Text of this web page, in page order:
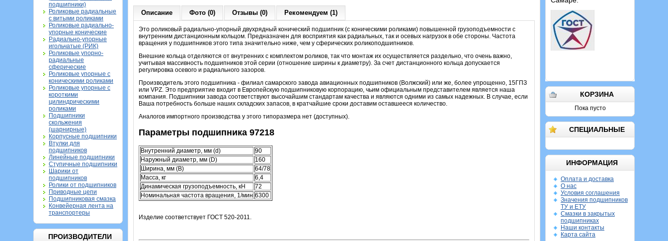
подшипники)
Роликовые радиальные
с витыми роликами
Роликовые радиально-
упорные конические
Радиально-упорные
игольчатые (РИК)
Роликовые упорно-
радиальные
сферические
Роликовые упорные с
коническими роликами
Роликовые упорные с
короткими
цилиндрическими
роликами
Подшипники
скольжения
(шарнирные)
Корпусные подшипники
Втулки для
подшипников
Линейные подшипники
Ступичные подшипники
Шарики от
подшипников
Ролики от подшипников
Приводные цепи
Подшипниковая смазка
Конвейерная лента на
транспортеры
ПРОИЗВОДИТЕЛИ
КОРЗИНА
Пока пусто
СПЕЦИАЛЬНЫЕ
ИНФОРМАЦИЯ
Оплата и доставка
О нас
Условия соглашения
Значения подшипников
ТУ и ЕТУ
Смазки в закрытых
подшипниках
Наши контакты
Карта сайта
Описание Фото (0) Отзывы (0) Рекомендуем (1)
Это роликовый радиально-упорный двухрядный конический подшипник (с коническими роликами) повышенной грузоподъемности с
внутренним дистанционным кольцом. Предназначен для восприятия как радиальных, так и осевых нагрузок в обе стороны. Частота
вращения у подшипников этого типа значительно ниже, чем у сферических роликоподшипников.
Внешние кольца отделяются от внутренних с комплектом роликов, так что монтаж их осуществляется раздельно, что очень важно,
учитывая массивность подшипников этой серии (отношение ширины к диаметру). За счет дистанционного кольца допускается
регулировка осевого и радиального зазоров.
Производитель этого подшипника - филиал самарского завода авиационных подшипников (Волжский) или же, более упрощенно, 15ГПЗ
или VPZ. Это предприятие входит в Европейскую подшипниковую корпорацию, чьим официальным представителем является наша
компания. Подшипники завода соответствуют высочайшим стандартам качества и являются одними из самых надежных. В случае, если
Ваша потребность больше наших складских запасов, в кратчайшие сроки доставим оставшееся количество.
Аналогов импортного производства у этого типоразмера нет (доступных).
Параметры подшипника 97218
Внутренний диаметр, мм (d)
90
Наружный диаметр, мм (D)
160
Ширина, мм (B)
64/78
Масса, кг
6,4
Динамическая грузоподъемность, кН
72
Номинальная частота вращения, 1/мин 6300
Изделие соответствует ГОСТ 520-2011.